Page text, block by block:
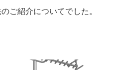
ご紹介についてでした。